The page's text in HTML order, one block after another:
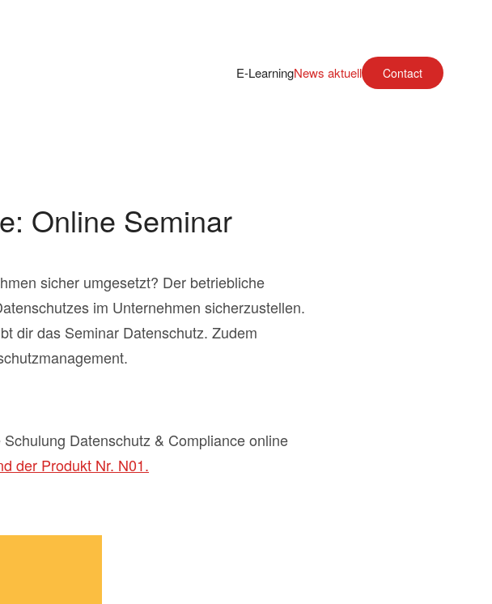
E-LearningNews aktuell Contact
Online Seminar
sicher umgesetzt? Der betriebliche
im Unternehmen sicherzustellen.
dir das Seminar Datenschutz. Zudem
Datenschutz & Compliance online
der Produkt Nr. N01.